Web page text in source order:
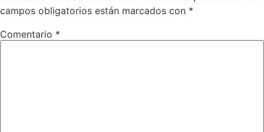
campos obligatorios están marcados con *
Comentario *